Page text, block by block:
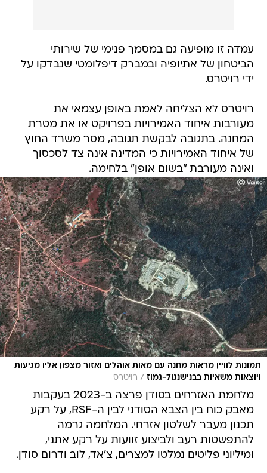
עמדה זו מופיעה גם במסמך פנימי של שירותי
הביטחון של אתיופיה ובמברק דיפלומטי שנבדקו על
ידי רויטרס.
רויטרס לא הצליחה לאמת באופן עצמאי את
מעורבות איחוד האמירויות בפרויקט או את מטרת
המחנה. בתגובה לבקשת תגובה, מסר משרד החוץ
של איחוד האמירויות כי המדינה אינה צד לסכסוך
ואינה מעורבת "בשום אופן" בלחימה.
תמונות לוויין מראות מחנה עם מאות אוהלים ואזור מצפון אליו מגיעות
ויוצאות משאיות בבנישנגול-גמוז / רויטרס
מלחמת האזרחים בסודן פרצה ב-2023 בעקבות
מאבק כוח בין הצבא הסודני לבין ה-RSF, על רקע
תכנון מעבר לשלטון אזרחי. המלחמה גרמה
להתפשטות רעב ולביצוע זוועות על רקע אתני,
ומיליוני פליטים נמלטו למצרים, צ'אד, לוב ודרום סודן.